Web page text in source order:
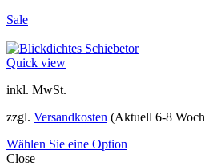
Sale
Quick view
inkl. MwSt.
zzgl. Versandkosten (Aktuell 6-8
Wählen Sie eine Option
Close